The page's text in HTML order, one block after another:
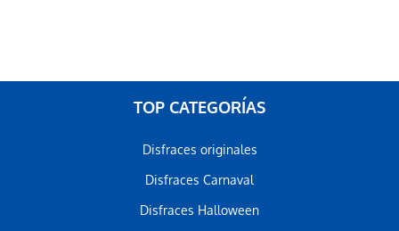
TOP CATEGORÍAS
Disfraces originales
Disfraces Carnaval
Disfraces Halloween